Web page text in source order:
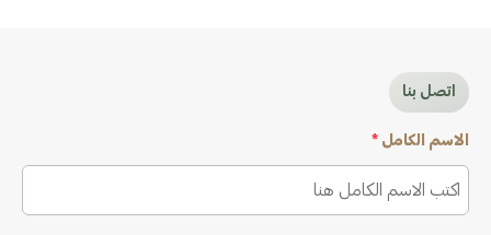
اتصل بنا
الاسم الكامل *